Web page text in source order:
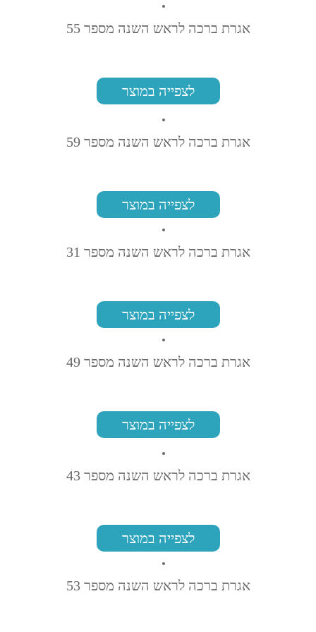
אגרת ברכה לראש השנה מספר 55
לצפייה במוצר
אגרת ברכה לראש השנה מספר 59
לצפייה במוצר
אגרת ברכה לראש השנה מספר 31
לצפייה במוצר
אגרת ברכה לראש השנה מספר 49
לצפייה במוצר
אגרת ברכה לראש השנה מספר 43
לצפייה במוצר
אגרת ברכה לראש השנה מספר 53